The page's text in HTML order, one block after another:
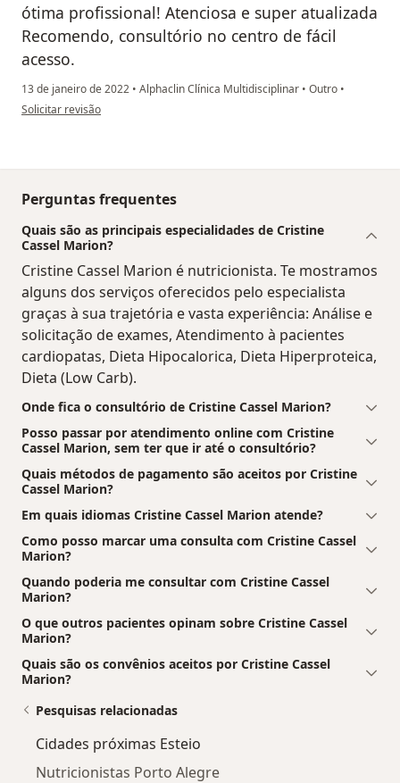
ótima profissional! Atenciosa e super atualizada
Recomendo, consultório no centro de fácil
acesso.
13 de janeiro de 2022 • Alphaclin Clínica Multidisciplinar • Outro •
na opinião do utilizador Amanda
Solicitar revisão
Perguntas frequentes
Quais são as principais especialidades de Cristine
Cassel Marion?
Cristine Cassel Marion é nutricionista. Te mostramos
alguns dos serviços oferecidos pelo especialista
graças à sua trajetória e vasta experiência: Análise e
solicitação de exames, Atendimento à pacientes
cardiopatas, Dieta Hipocalorica, Dieta Hiperproteica,
Dieta (Low Carb).
Onde fica o consultório de Cristine Cassel Marion?
Posso passar por atendimento online com Cristine
Cassel Marion, sem ter que ir até o consultório?
Quais métodos de pagamento são aceitos por Cristine
Cassel Marion?
Em quais idiomas Cristine Cassel Marion atende?
Como posso marcar uma consulta com Cristine Cassel
Marion?
Quando poderia me consultar com Cristine Cassel
Marion?
O que outros pacientes opinam sobre Cristine Cassel
Marion?
Quais são os convênios aceitos por Cristine Cassel
Marion?
Pesquisas relacionadas
Cidades próximas Esteio
Nutricionistas Porto Alegre